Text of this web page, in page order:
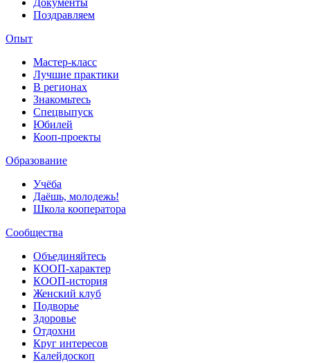
Документы
Поздравляем
Опыт
Мастер-класс
Лучшие практики
В регионах
Знакомьтесь
Спецвыпуск
Юбилей
Кооп-проекты
Образование
Учёба
Даёшь, молодежь!
Школа кооператора
Сообщества
Объединяйтесь
КООП-характер
КООП-история
Женский клуб
Подворье
Здоровье
Отдохни
Круг интересов
Калейдоскоп